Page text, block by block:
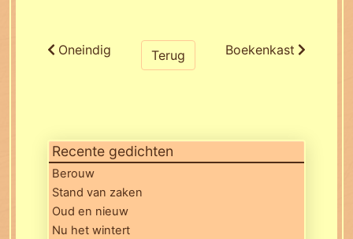
Recente gedichten
Berouw
Stand van zaken
Oud en nieuw
Nu het wintert
Oneindig Terug Boekenkast